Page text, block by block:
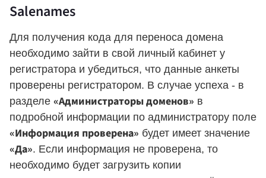
Salenames
Для получения кода для переноса домена
необходимо зайти в свой личный кабинет у
регистратора и убедиться, что данные анкеты
проверены регистратором. В случае успеха - в
разделе «Администраторы доменов» в
подробной информации по администратору поле
«Информация проверена» будет имеет значение
«Да». Если информация не проверена, то
необходимо будет загрузить копии